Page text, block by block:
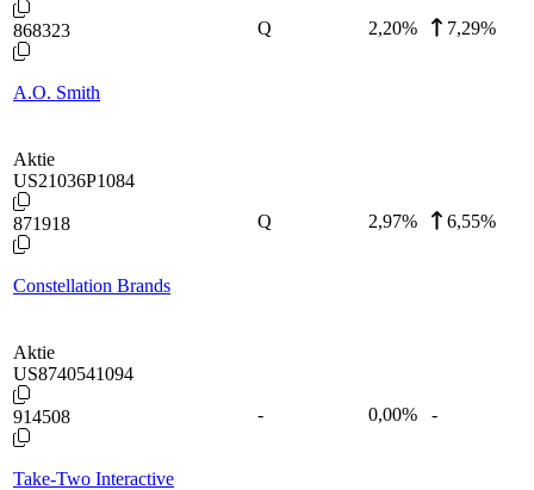
868323
A.O. Smith
Q 2,20% 7,29%
Aktie
US21036P1084
871918
Constellation Brands
Q 2,97% 6,55%
Aktie
US8740541094
914508
Take-Two Interactive
- 0,00% -